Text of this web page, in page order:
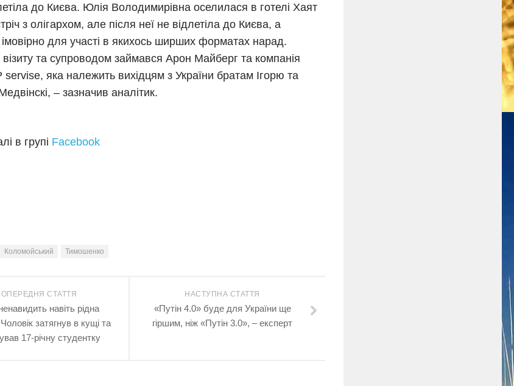
до Києва. Юлія Володимирівна оселилася в готелі Хаят
з олігархом, але після неї не відлетіла до Києва, а
для участі в якихось ширших форматах нарад.
візиту та супроводом займався Арон Майберг та компанія
яка належить вихідцям з України братам Ігорю та
– зазначив аналітик.
в групі Facebook
Коломойський Тимошенко
НАСТУПНА СТАТТЯ
«Путін 4.0» буде для України ще
гіршим, ніж «Путін 3.0», – експерт
СТАТТЯ
навіть рідна
затягнув в кущі та
17-річну студентку